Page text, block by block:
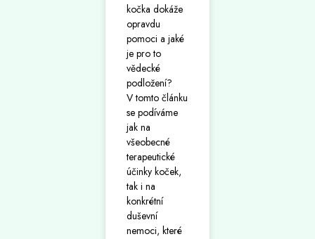
kočka dokáže
opravdu
pomoci a jaké
je pro to
vědecké
podložení?
V tomto článku
se podíváme
jak na
všeobecné
terapeutické
účinky koček,
tak i na
konkrétní
duševní
nemoci, které